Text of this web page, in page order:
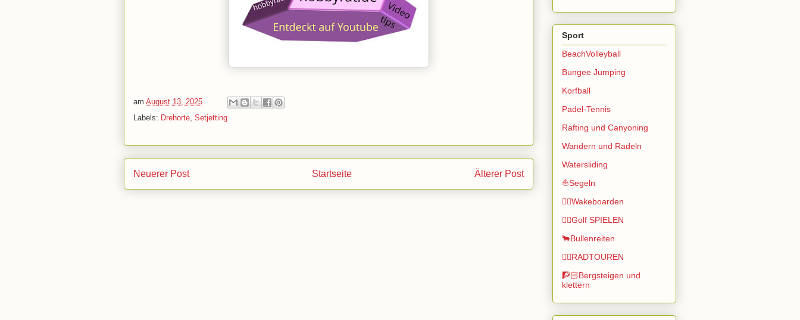
am August 13, 2025
Labels: Drehorte Setjetting
Neuerer Post Älterer Post
Startseite
Sport
BeachVolleyball
Bungee Jumping
Korfball
Padel-Tennis
Rafting und Canyoning
Wandern und Radeln
Watersliding
⛵Segeln
🏄🏽Wakeboarden
🏌️‍♂️Golf SPIELEN
🐂Bullenreiten
🚴‍♂️RADTOUREN
🧗🏻Bergsteigen und
klettern